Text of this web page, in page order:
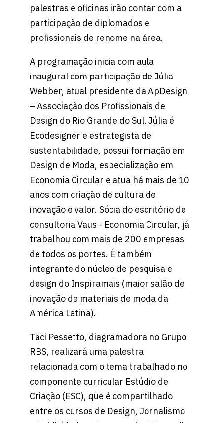
palestras e oficinas irão contar com a
participação de diplomados e
profissionais de renome na área.
A programação inicia com aula
inaugural com participação de Júlia
Webber, atual presidente da ApDesign
– Associação dos Profissionais de
Design do Rio Grande do Sul. Júlia é
Ecodesigner e estrategista de
sustentabilidade, possui formação em
Design de Moda, especialização em
Economia Circular e atua há mais de 10
anos com criação de cultura de
inovação e valor. Sócia do escritório de
consultoria Vaus - Economia Circular, já
trabalhou com mais de 200 empresas
de todos os portes. É também
integrante do núcleo de pesquisa e
design do Inspiramais (maior salão de
inovação de materiais de moda da
América Latina).
Taci Pessetto, diagramadora no Grupo
RBS, realizará uma palestra
relacionada com o tema trabalhado no
componente curricular Estúdio de
Criação (ESC), que é compartilhado
entre os cursos de Design, Jornalismo